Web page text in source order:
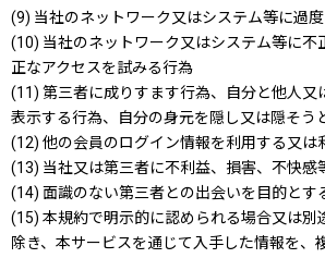
(9) 当社のネットワーク又はシステム等に過
(10) 当社のネットワーク又はシステム等に不
正なアクセスを試みる行為
(11) 第三者に成りすます行為、自分と他人又
表示する行為、自分の身元を隠し又は隠そう
(12) 他の会員のログイン情報を利用する又は
(13) 当社又は第三者に不利益、損害、不快感
(14) 面識のない第三者との出会いを目的とす
(15) 本規約で明示的に認められる場合又は別
除き、本サービスを通じて入手した情報を、